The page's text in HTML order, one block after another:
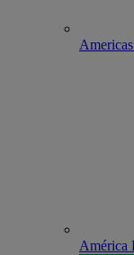
América